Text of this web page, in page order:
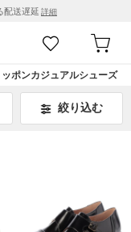
配送遅延 詳細
ポンカジュアルシューズ
絞り込む